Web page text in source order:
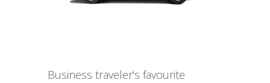
Business traveler's favourite